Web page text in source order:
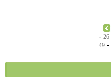
-26
49 -